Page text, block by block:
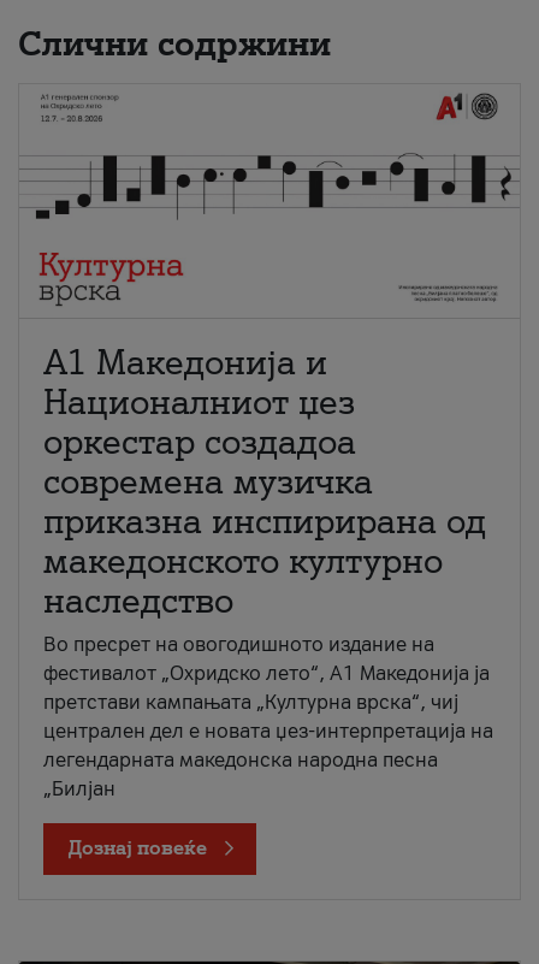
Слични содржини
А1 Македонија и
Националниот џез
оркестар создадоа
современа музичка
приказна инспирирана од
македонското културно
наследство
Во пресрет на овогодишното издание на
фестивалот „Охридско лето“, А1 Македонија ја
претстави кампањата „Културна врска“, чиј
централен дел е новата џез-интерпретација на
легендарната македонска народна песна
„Билјан
Дознај повеќе